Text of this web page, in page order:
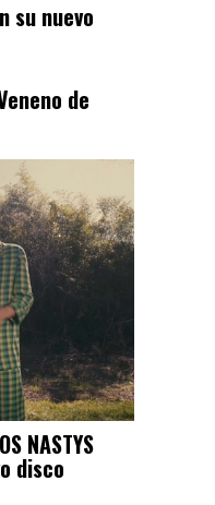
su nuevo
de
NASTYS
disco